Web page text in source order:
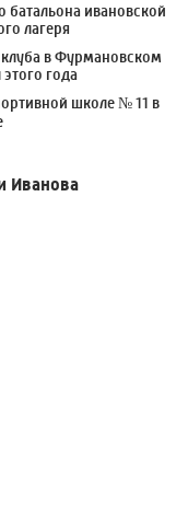
батальона ивановской
лагеря
в Фурмановском
года
школе № 11 в
Иванова